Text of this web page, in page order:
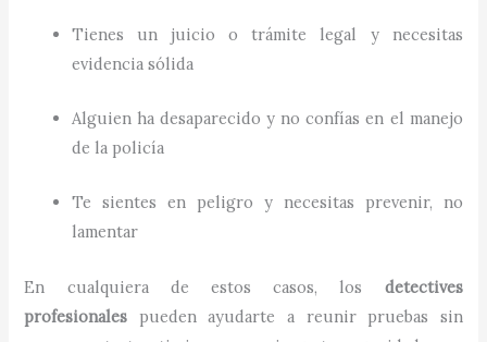
Tienes un juicio o trámite legal y necesitas
evidencia sólida
Alguien ha desaparecido y no confías en el manejo
de la policía
Te sientes en peligro y necesitas prevenir, no
lamentar
En cualquiera de estos casos, los detectives
profesionales pueden ayudarte a reunir pruebas sin